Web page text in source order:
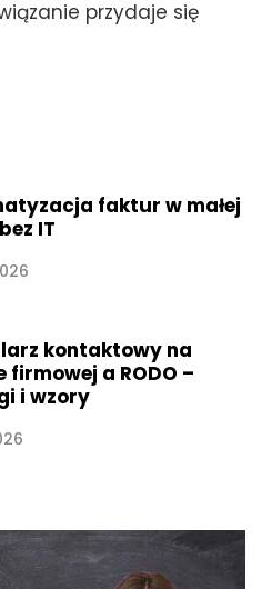
przydaje się
faktur w małej
IT
kontaktowy na
firmowej a RODO –
i wzory